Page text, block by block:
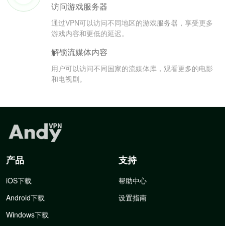
访问游戏服务器
通过VPN可以访问不同地区的游戏服务器，享受更多
游戏内容和更低的延迟。
解锁流媒体内容
用户可以访问不同国家的流媒体库，观看更多的电影
和电视剧。
产品
iOS下载
Android下载
Windows下载
支持
帮助中心
设置指南